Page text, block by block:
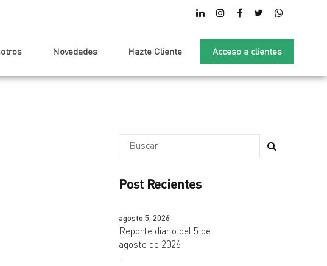
Novedades Hazte Cliente Acceso a clientes
Post Recientes
agosto 5, 2026
Reporte diario del 5 de
agosto de 2026